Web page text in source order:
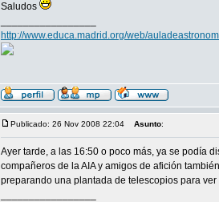
Saludos
http://www.educa.madrid.org/web/
Publicado: 26 Nov 2008 22:04 Asunto:
Ayer tarde, a las 16:50 o poco más, ya se podía
compañeros de la AIA y amigos de afición
preparando una plantada de telescopios para